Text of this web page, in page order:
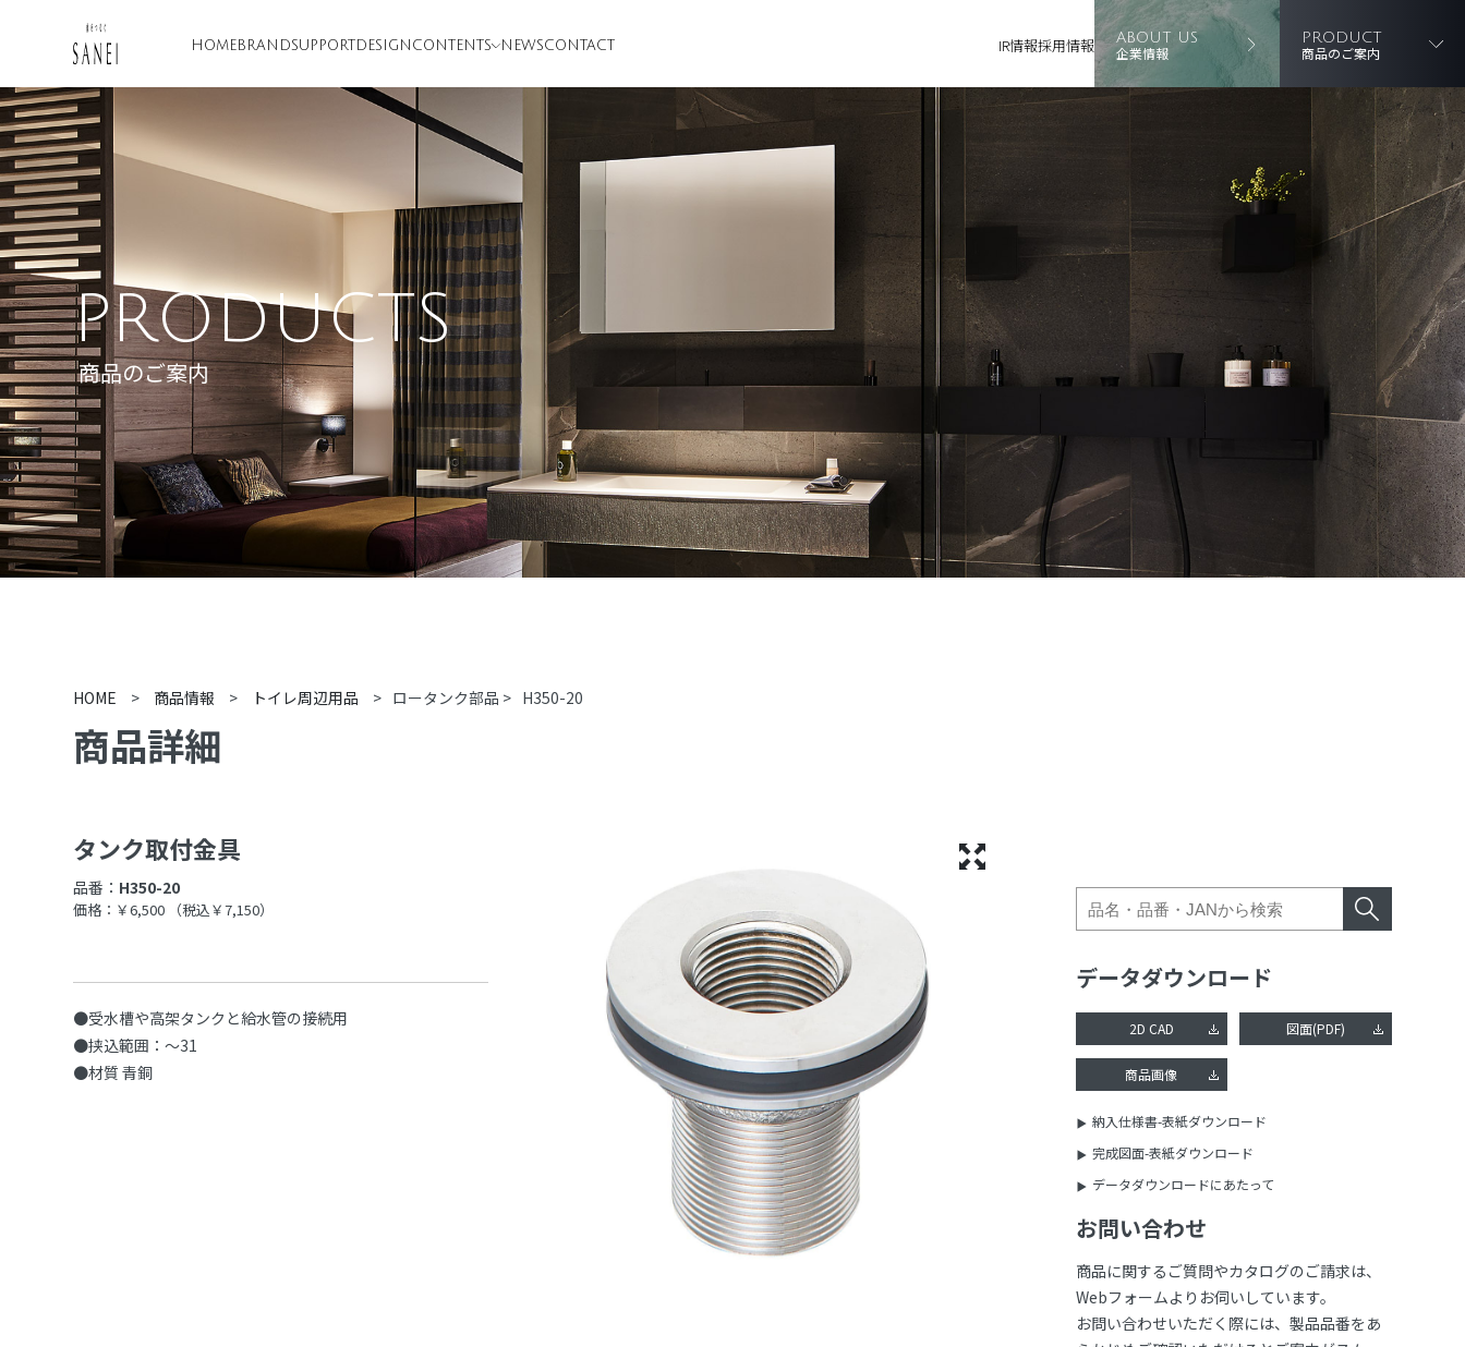
HOME BRANDSUPPORT DESIGN CONTENTS NEWSCONTACT IR情報採用情報 ABOUT US
企業情報
PRODUCT
商品のご案内
PRODUCTS
商品のご案内
HOME > 商品情報 > トイレ周辺用品 > ロータンク部品 > H350-20
商品詳細
タンク取付金具
品番： H350-20
価格：￥6,500 （税込￥7,150）
●受水槽や高架タンクと給水管の接続用
●挟込範囲：〜31
●材質 青銅
データダウンロード
2D CAD 図面(PDF)
商品画像
納入仕様書-表紙ダウンロード
完成図面-表紙ダウンロード
データダウンロードにあたって
お問い合わせ
商品に関するご質問やカタログのご請求は、
Webフォームよりお伺いしています。
お問い合わせいただく際には、製品品番をあ